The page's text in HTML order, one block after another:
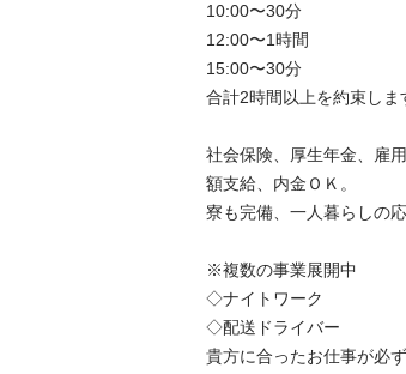
10:00〜30分
12:00〜1時間
15:00〜30分
合計2時間以上を約束しま
社会保険、厚生年金、雇
額支給、内金ＯＫ。
寮も完備、一人暮らしの
※複数の事業展開中
◇ナイトワーク
◇配送ドライバー
貴方に合ったお仕事が必